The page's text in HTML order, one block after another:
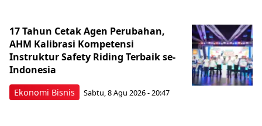
Ekonomi Bisnis
17 Tahun Cetak Agen Perubahan,
AHM Kalibrasi Kompetensi
Instruktur Safety Riding Terbaik se-
Indonesia
Sabtu, 8 Agu 2026 - 20:47